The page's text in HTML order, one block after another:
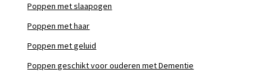
Poppen met slaapogen
Poppen met haar
Poppen met geluid
Poppen geschikt voor ouderen met Dementie